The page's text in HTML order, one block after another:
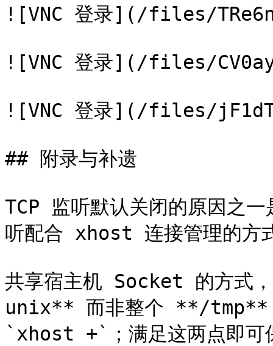
![VNC 登录](/files/
![VNC 登录](/files/
![VNC 登录](/files/
## 附录与补遗
TCP 监听默认关闭的原因之
听配合 xhost 连接管理的方
共享宿主机 Socket 的方式
unix** 而非整个 **/tmp**
`xhost +`；满足这两点即可